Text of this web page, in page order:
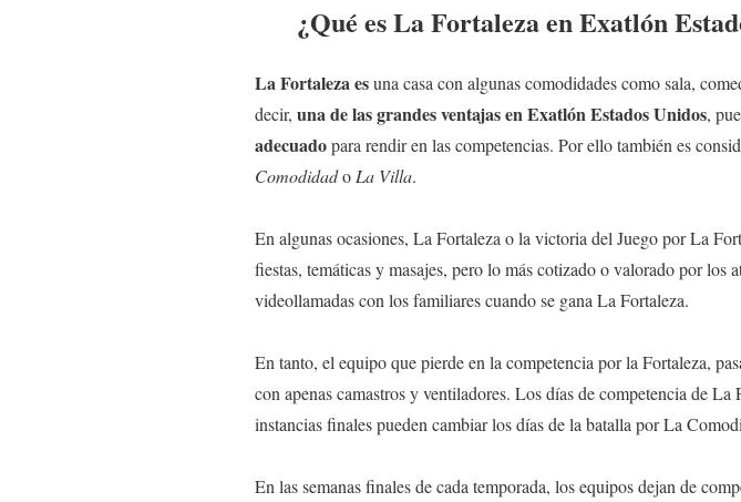
¿Qué es La Fortaleza en Exatlón
La Fortaleza esuna casa con algunas comodidades como sala,
decir, una de las grandes ventajas en Exatlón Estados Unidos,
adecuadopara rendir en las competencias. Por ello también es
Comodidado La Villa.
En algunas ocasiones, La Fortaleza o la victoria del Juego por La
fiestas, temáticas y masajes, pero lo más cotizado o valorado por los
videollamadas con los familiares cuando se gana La Fortaleza.
En tanto, el equipo que pierde en la competencia por la Fortaleza,
con apenas camastros y ventiladores. Los días de competencia de
instancias finales pueden cambiar los días de la batalla por La
En las semanas finales de cada temporada, los equipos dejan de